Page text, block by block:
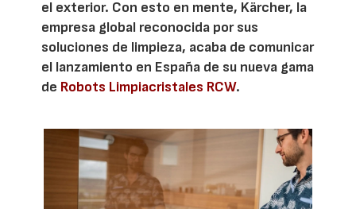
el exterior. Con esto en mente, Kärcher, la
empresa global reconocida por sus
soluciones de limpieza, acaba de comunicar
el lanzamiento en España de su nueva gama
de Robots Limpiacristales RCW.